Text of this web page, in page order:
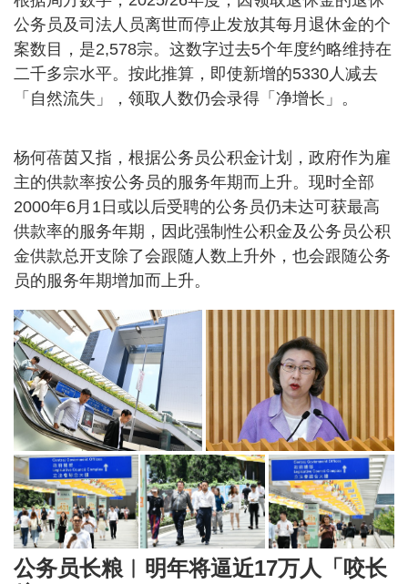
公务员及司法人员离世而停止发放其每月退休金的个
案数目，是2,578宗。这数字过去5个年度约略维持在
二千多宗水平。按此推算，即使新增的5330人减去
「自然流失」，领取人数仍会录得「净增长」。
杨何蓓茵又指，根据公务员公积金计划，政府作为雇
主的供款率按公务员的服务年期而上升。现时全部
2000年6月1日或以后受聘的公务员仍未达可获最高
供款率的服务年期，因此强制性公积金及公务员公积
金供款总开支除了会跟随人数上升外，也会跟随公务
员的服务年期增加而上升。
公务员长粮︱明年将逼近17万人「咬长